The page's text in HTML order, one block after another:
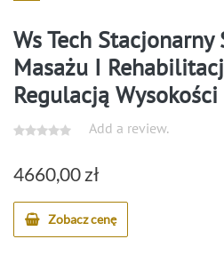
Ws Tech Stacjonarny
Masażu I
Regulacją Wysokości
Add a review.
4660,00 zł
Zobacz cenę